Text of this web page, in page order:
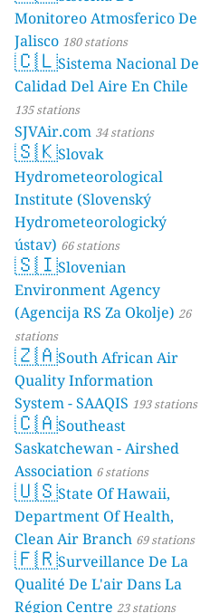
Monitoreo Atmosferico De
Jalisco 180 stations
🇨🇱Sistema Nacional De
Calidad Del Aire En Chile
135 stations
SJVAir.com 34 stations
🇸🇰Slovak
Hydrometeorological
Institute (Slovenský
Hydrometeorologický
ústav) 66 stations
🇸🇮Slovenian
Environment Agency
(Agencija RS Za Okolje) 26
stations
🇿🇦South African Air
Quality Information
System - SAAQIS 193 stations
🇨🇦Southeast
Saskatchewan - Airshed
Association 6 stations
🇺🇸State Of Hawaii,
Department Of Health,
Clean Air Branch 69 stations
🇫🇷Surveillance De La
Qualité De L'air Dans La
Région Centre 23 stations